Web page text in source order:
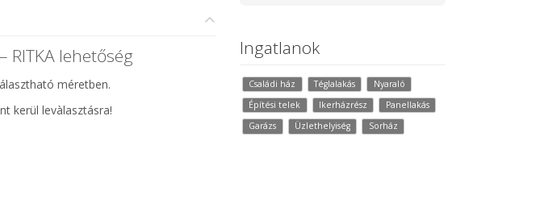
RITKA lehetőség
méretben.
kerül levàlasztásra!
Ingatlanok
Családi ház Téglalakás
Nyaraló
Építési telek
Ikerházrész
Panellakás
Garázs
Üzlethelyiség Sorház